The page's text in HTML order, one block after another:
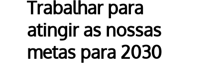
Trabalhar para
atingir as nossas
metas para 2030